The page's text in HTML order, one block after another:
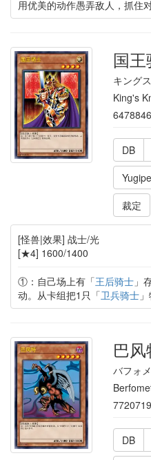
用优美的动作愚弄敌人，抓住
国
キング
King's
DB
裁定
[怪兽|效果] 战士/光
[★4] 1600/1400
①：自己场上有「王后骑士」
动。从卡组把1只「卫兵骑士」
巴
バフォ
DB